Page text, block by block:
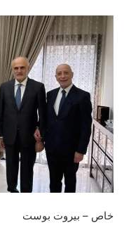
X إلكترونيا
خاص – بيروت بوست